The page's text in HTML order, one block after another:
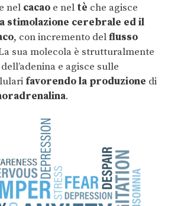
nel cacao e nel tè che agisce
stimolazione cerebrale ed il
, con incremento delflusso
sua molecola è strutturalmente
e agisce sulle
favorendo la produzione di
.